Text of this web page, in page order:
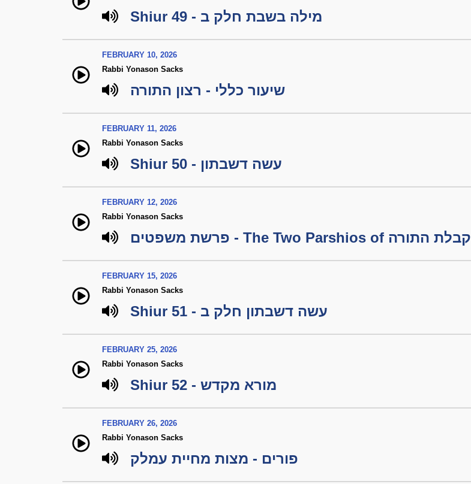
Shiur 49 - מילה בשבת חלק ב
FEBRUARY 10, 2026
Rabbi Yonason Sacks
שיעור כללי - רצון התורה
FEBRUARY 11, 2026
Rabbi Yonason Sacks
Shiur 50 - עשה דשבתון
FEBRUARY 12, 2026
Rabbi Yonason Sacks
פרשת משפטים - The Two Parshios of קבלת התורה
FEBRUARY 15, 2026
Rabbi Yonason Sacks
Shiur 51 - עשה דשבתון חלק ב
FEBRUARY 25, 2026
Rabbi Yonason Sacks
Shiur 52 - מורא מקדש
FEBRUARY 26, 2026
Rabbi Yonason Sacks
פורים - מצות מחיית עמלק